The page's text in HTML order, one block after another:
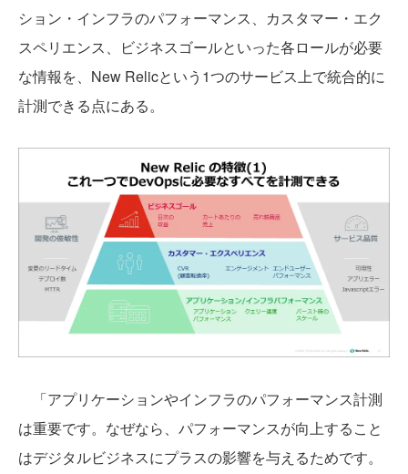
ション・インフラのパフォーマンス、カスタマー・エク
スペリエンス、ビジネスゴールといった各ロールが必要
な情報を、New Relicという1つのサービス上で統合的に
計測できる点にある。
「アプリケーションやインフラのパフォーマンス計測
は重要です。なぜなら、パフォーマンスが向上すること
はデジタルビジネスにプラスの影響を与えるためです。